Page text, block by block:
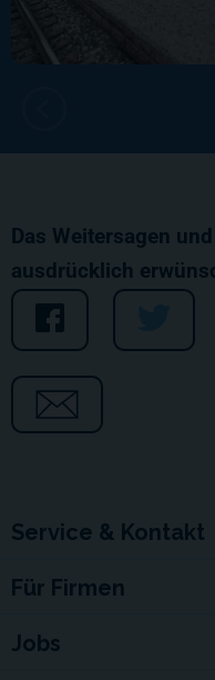
Das Weitersagen
ausdrücklich
Service & Kontakt
Für Firmen
Jobs